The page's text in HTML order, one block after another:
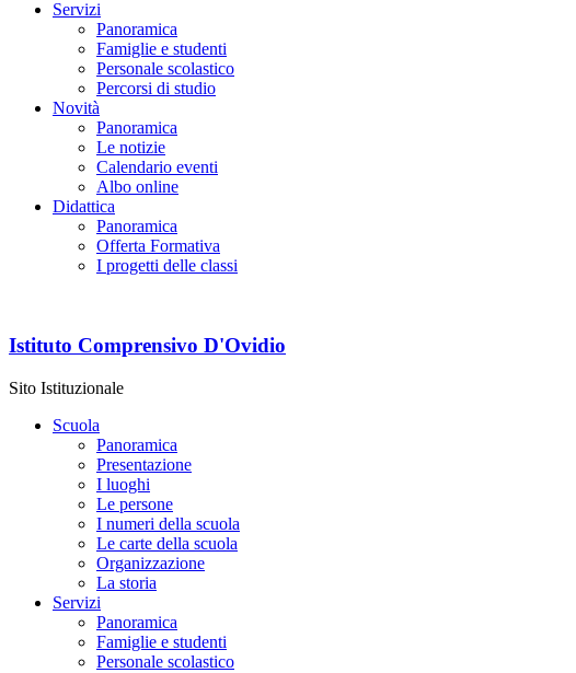
Servizi
Panoramica
Famiglie e studenti
Personale scolastico
Percorsi di studio
Novità
Panoramica
Le notizie
Calendario eventi
Albo online
Didattica
Panoramica
Offerta Formativa
I progetti delle classi
Istituto Comprensivo D'Ovidio
Sito Istituzionale
Scuola
Panoramica
Presentazione
I luoghi
Le persone
I numeri della scuola
Le carte della scuola
Organizzazione
La storia
Servizi
Panoramica
Famiglie e studenti
Personale scolastico